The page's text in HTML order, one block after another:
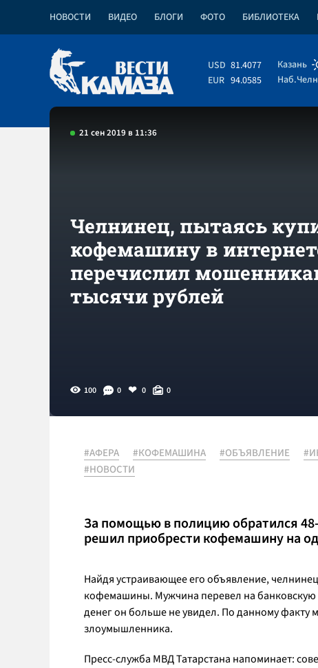
НОВОСТИ ВИДЕО БЛОГИ ФОТО БИБЛИОТЕКА
USD 81.4077
EUR 94.0585
Казань
21 сен 2019 в 11:36
Челнинец, пытаясь
кофемашину в
перечислил
тысячи рублей
100 0 0 0
#АФЕРА #КОФЕМАШИНА #ОБЪЯВЛЕНИЕ
#НОВОСТИ
За помощью в полицию обратился
решил приобрести кофемашину на
Найдя устраивающее его объявление,
кофемашины. Мужчина перевел на банковскую
денег он больше не увидел. По данному факту
злоумышленника.
Пресс-служба МВД Татарстана напоминает: